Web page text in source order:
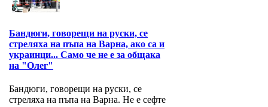
Бандюги, говорещи на руски, се
стреляха на пъпа на Варна, ако са и
украинци... Само че не е за общака
на "Олег"
Бандюги, говорещи на руски, се
стреляха на пъпа на Варна. Не е сефте